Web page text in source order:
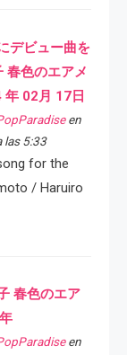
デビュー曲を
春色のエアメ
年 02月 17日
en
las 5:33
for the
/ Haruiro
春色のエア
en